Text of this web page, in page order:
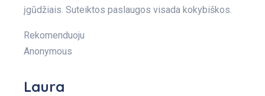
įgūdžiais. Suteiktos paslaugos visada kokybiškos.
Rekomenduoju
Anonymous
Laura